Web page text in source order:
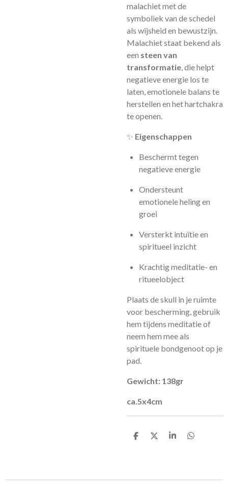
malachiet met de
symboliek van de schedel
als wijsheid en bewustzijn.
Malachiet staat bekend als
een steen van
transformatie, die helpt
negatieve energie los te
laten, emotionele balans te
herstellen en het hartchakra
te openen.
✨ Eigenschappen
Beschermt tegen
negatieve energie
Ondersteunt
emotionele heling en
groei
Versterkt intuïtie en
spiritueel inzicht
Krachtig meditatie- en
ritueelobject
Plaats de skull in je ruimte
voor bescherming, gebruik
hem tijdens meditatie of
neem hem mee als
spirituele bondgenoot op je
pad.
Gewicht: 138gr
ca.5x4cm
D
D
S
D